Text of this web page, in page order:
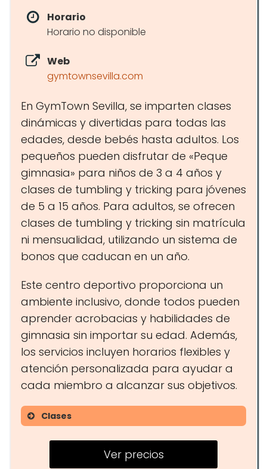
Horario
Horario no disponible
Web
gymtownsevilla.com
En GymTown Sevilla, se imparten clases
dinámicas y divertidas para todas las
edades, desde bebés hasta adultos. Los
pequeños pueden disfrutar de «Peque
gimnasia» para niños de 3 a 4 años y
clases de tumbling y tricking para jóvenes
de 5 a 15 años. Para adultos, se ofrecen
clases de tumbling y tricking sin matrícula
ni mensualidad, utilizando un sistema de
bonos que caducan en un año.
Este centro deportivo proporciona un
ambiente inclusivo, donde todos pueden
aprender acrobacias y habilidades de
gimnasia sin importar su edad. Además,
los servicios incluyen horarios flexibles y
atención personalizada para ayudar a
cada miembro a alcanzar sus objetivos.
Clases
Familia & yo (10m – 24m)
Peque gimnasia (3 – 4 años)
Ver precios